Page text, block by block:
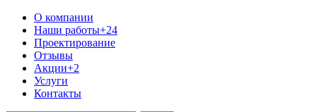
О компании
Наши работы+24
Проектирование
Отзывы
Акции+2
Услуги
Контакты